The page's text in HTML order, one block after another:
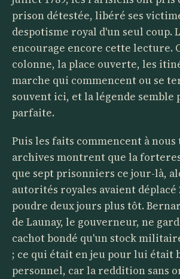
prison détestée, libéré ses
despotisme royal d'un seul coup.
encourage encore cette lecture.
colonne, la place ouverte, les
marche qui commencent ou se
souvent ici, et la légende semble
parfaite.
Puis les faits commencent à
archives montrent que la
que sept prisonniers ce jour-là,
autorités royales avaient déplacé
poudre deux jours plus tôt.
de Launay, le gouverneur, ne
cachot bondé qu'un stock
; ce qui était en jeu pour lui était
personnel, car la reddition sans